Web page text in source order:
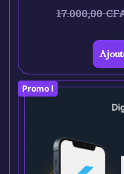
17.000,00
Promo !